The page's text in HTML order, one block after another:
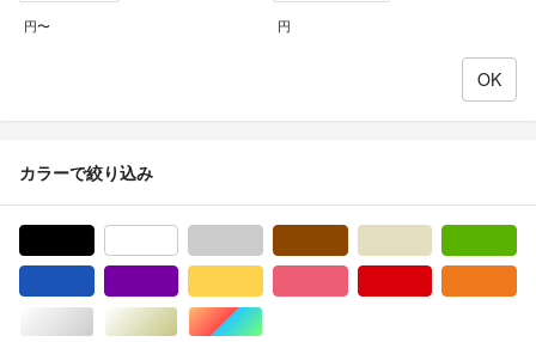
円〜 円
カラーで絞り込み
シルバー/銀色系ゴールド/金色系マルチカラー